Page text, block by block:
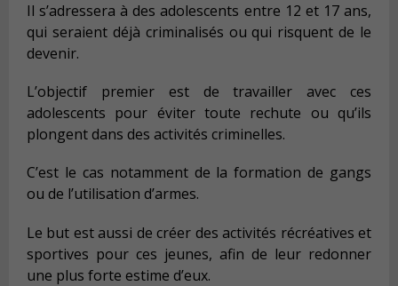
Il s’adressera à des adolescents entre 12 et 17 ans,
qui seraient déjà criminalisés ou qui risquent de le
devenir.
L’objectif premier est de travailler avec ces
adolescents pour éviter toute rechute ou qu’ils
plongent dans des activités criminelles.
C’est le cas notamment de la formation de gangs
ou de l’utilisation d’armes.
Le but est aussi de créer des activités récréatives et
sportives pour ces jeunes, afin de leur redonner
une plus forte estime d’eux.